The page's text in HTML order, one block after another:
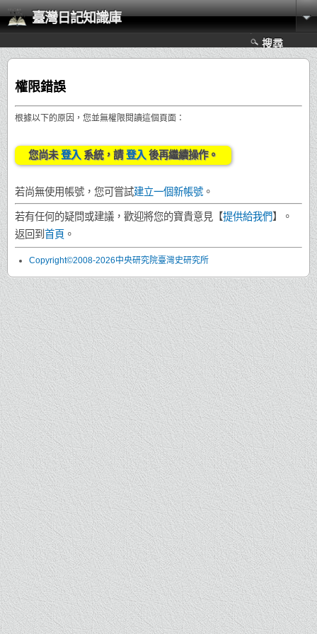
臺灣日記知識庫
搜尋
權限錯誤
根據以下的原因，您並無權限閱讀這個頁面：
您尚未登入 系統，請登入 後再繼續操作。
若尚無使用帳號，您可嘗試建立一個新帳號 。
若有任何的疑問或建議，歡迎將您的寶貴意見【提供給我們】。
返回到首頁 。
Copyright©2008-2026中央研究院臺灣史研究所